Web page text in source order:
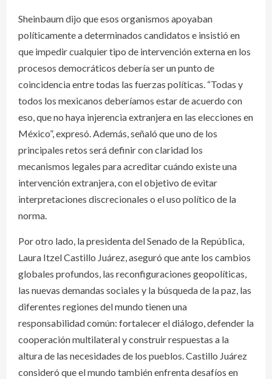
Sheinbaum dijo que esos organismos apoyaban
políticamente a determinados candidatos e insistió en
que impedir cualquier tipo de intervención externa en los
procesos democráticos debería ser un punto de
coincidencia entre todas las fuerzas políticas. “Todas y
todos los mexicanos deberíamos estar de acuerdo con
eso, que no haya injerencia extranjera en las elecciones en
México”, expresó. Además, señaló que uno de los
principales retos será definir con claridad los
mecanismos legales para acreditar cuándo existe una
intervención extranjera, con el objetivo de evitar
interpretaciones discrecionales o el uso político de la
norma.
Por otro lado, la presidenta del Senado de la República,
Laura Itzel Castillo Juárez, aseguró que ante los cambios
globales profundos, las reconfiguraciones geopolíticas,
las nuevas demandas sociales y la búsqueda de la paz, las
diferentes regiones del mundo tienen una
responsabilidad común: fortalecer el diálogo, defender la
cooperación multilateral y construir respuestas a la
altura de las necesidades de los pueblos. Castillo Juárez
consideró que el mundo también enfrenta desafíos en